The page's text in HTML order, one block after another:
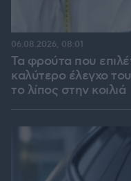
Τα φρούτα που
καλύτερο έλεγχο
το λίπος στην κοιλιά
06.08.2026, 08:01